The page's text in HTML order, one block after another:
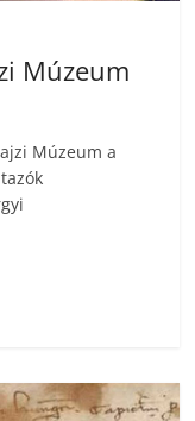
Múzeum
Múzeum a